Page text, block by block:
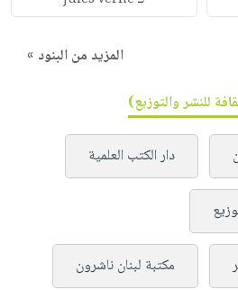
المزيد من البنود »
للنشر والتوزيع)
دار الكتب العلمية
مكتبة لبنان ناشرون